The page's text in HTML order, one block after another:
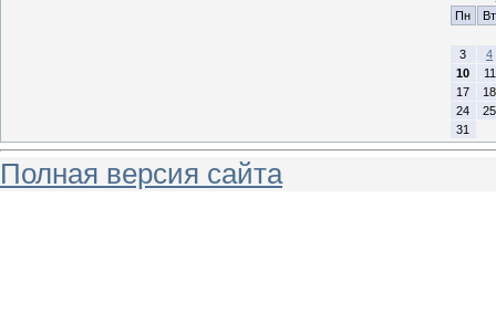
Пн
Вт
3
4
10
11
17
18
24
25
31
Полная версия сайта